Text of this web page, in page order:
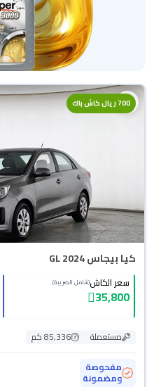
700 ريال كاش باك
كيا بيجاس GL 2024
سعر الكاش(شامل الضريبة)
35,800
مستعملة
85,336 كم
مفحوصة
ومضمونة